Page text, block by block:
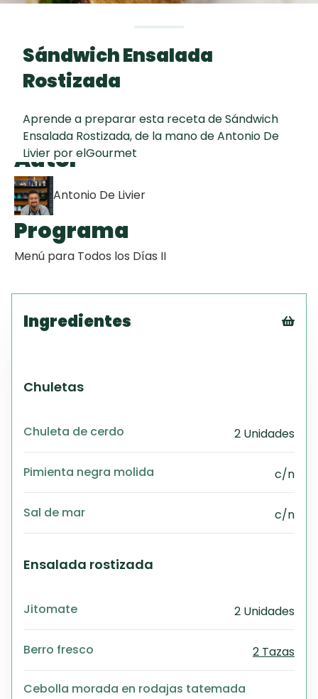
Chispas de
Chocolate
Raspaditas
Sándwich Ensalada
Rostizada
Aprende a preparar esta receta de Sándwich
Ensalada Rostizada, de la mano de Antonio De
Livier por elGourmet
Autor
Antonio De Livier
Programa
Menú para Todos los Días II
Ingredientes
Chuletas
Chuleta de cerdo 2 Unidades
Pimienta negra molida c/n
Sal de mar c/n
Ensalada rostizada
Jitomate 2 Unidades
Berro fresco 2 Tazas
Cebolla morada en rodajas tatemada